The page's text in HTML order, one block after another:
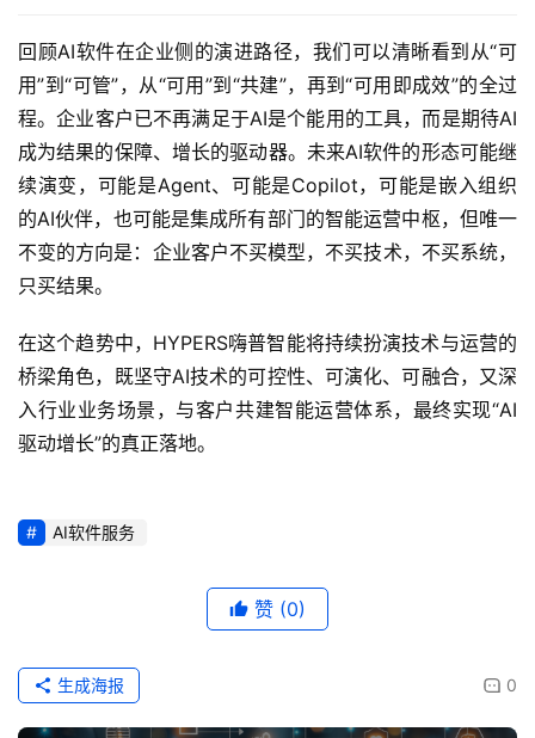
回顾AI软件在企业侧的演进路径，我们可以清晰看到从“可
用”到“可管”，从“可用”到“共建”，再到“可用即成效”的全过
程。企业客户已不再满足于AI是个能用的工具，而是期待AI
成为结果的保障、增长的驱动器。未来AI软件的形态可能继
续演变，可能是Agent、可能是Copilot，可能是嵌入组织
的AI伙伴，也可能是集成所有部门的智能运营中枢，但唯一
不变的方向是：企业客户不买模型，不买技术，不买系统，
只买结果。
在这个趋势中，HYPERS嗨普智能将持续扮演技术与运营的
桥梁角色，既坚守AI技术的可控性、可演化、可融合，又深
入行业业务场景，与客户共建智能运营体系，最终实现“AI
驱动增长”的真正落地。
AI软件服务
赞 (0)
0
生成海报